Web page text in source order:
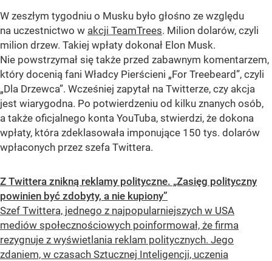
W zeszłym tygodniu o Musku było głośno ze względu
na uczestnictwo w akcji TeamTrees. Milion dolarów, czyli
milion drzew. Takiej wpłaty dokonał Elon Musk.
Nie powstrzymał się także przed zabawnym komentarzem,
który docenią fani Władcy Pierścieni „For Treebeard”, czyli
„Dla Drzewca”. Wcześniej zapytał na Twitterze, czy akcja
jest wiarygodna. Po potwierdzeniu od kilku znanych osób,
a także oficjalnego konta YouTuba, stwierdzi, że dokona
wpłaty, która zdeklasowała imponujące 150 tys. dolarów
wpłaconych przez szefa Twittera.
Z Twittera znikną reklamy polityczne. „Zasięg polityczny
powinien być zdobyty, a nie kupiony”
Szef Twittera, jednego z najpopularniejszych w USA
mediów społecznościowych poinformował, że firma
rezygnuje z wyświetlania reklam politycznych. Jego
zdaniem, w czasach Sztucznej Inteligencji, uczenia